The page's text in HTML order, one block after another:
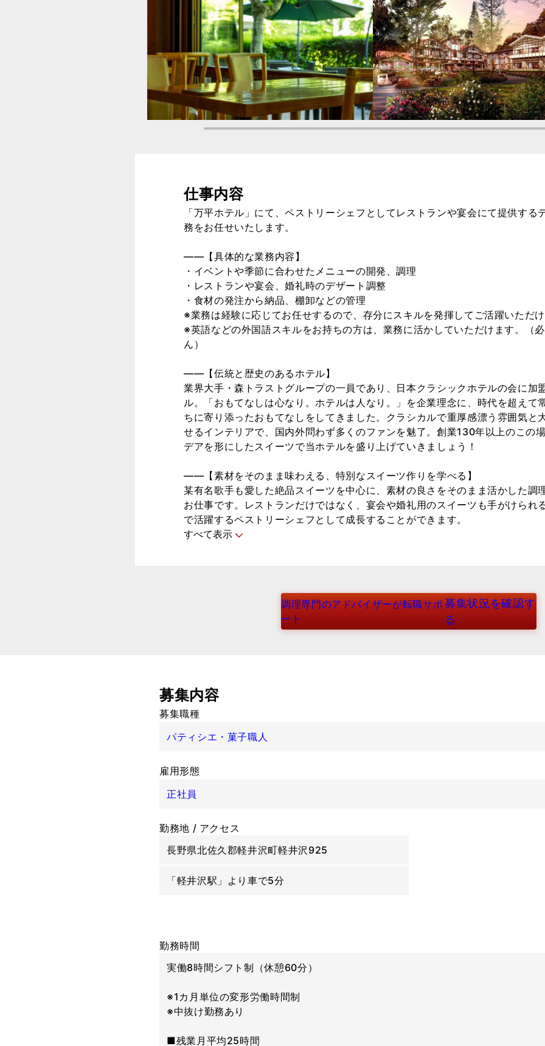
仕事内容
「万平ホテル」にて、ペストリーシェフとしてレストランや宴会にて提供する
務をお任せいたします。
――【具体的な業務内容】
・イベントや季節に合わせたメニューの開発、調理
・レストランや宴会、婚礼時のデザート調整
・食材の発注から納品、棚卸などの管理
※業務は経験に応じてお任せするので、存分にスキルを発揮してご活躍いただけ
※英語などの外国語スキルをお持ちの方は、業務に活かしていただけます。（
ん）
――【伝統と歴史のあるホテル】
業界大手・森トラストグループの一員であり、日本クラシックホテルの会に加
ル。「おもてなしは心なり。ホテルは人なり。」を企業理念に、時代を超えて
ちに寄り添ったおもてなしをしてきました。クラシカルで重厚感漂う雰囲気と
せるインテリアで、国内外問わず多くのファンを魅了。創業130年以上のこの
デアを形にしたスイーツで当ホテルを盛り上げていきましょう！
――【素材をそのまま味わえる、特別なスイーツ作りを学べる】
某有名歌手も愛した絶品スイーツを中心に、素材の良さをそのまま活かした調
お仕事です。レストランだけではなく、宴会や婚礼用のスイーツも手がけられ
で活躍するペストリーシェフとして成長することができます。
すべて表示
調理専門のアドバイザーが転職サポ
ート
募集状況を確認す
る
募集内容
募集職種
パティシエ・菓子職人
雇用形態
正社員
勤務地 / アクセス
長野県北佐久郡軽井沢町軽井沢925
「軽井沢駅」より車で5分
勤務時間
実働8時間シフト制（休憩60分）
※1カ月単位の変形労働時間制
※中抜け勤務あり
■残業月平均25時間